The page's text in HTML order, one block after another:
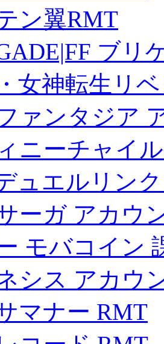
ン翼RMT
ブリ
女神転生リ
ァンタジア
ニーチャイ
ュエルリン
ーガ アカウ
モバコイン
シス アカウ
マナー RMT